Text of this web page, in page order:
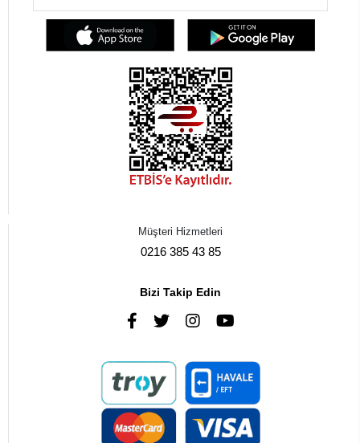
Müşteri Hizmetleri
0216 385 43 85
Bizi Takip Edin